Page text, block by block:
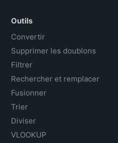
Outils
Convertir
Supprimer les doublons
Filtrer
Rechercher et remplacer
Fusionner
Trier
Diviser
VLOOKUP